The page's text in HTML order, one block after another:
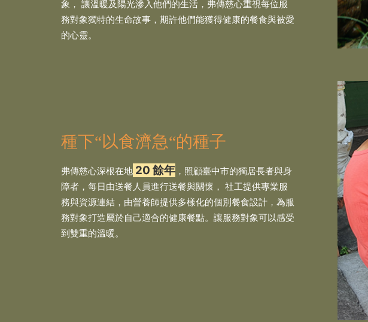
象， 讓溫暖及陽光滲入他們的生活，弗傳慈心重視每位服
務對象獨特的生命故事，期許他們能獲得健康的餐食與被愛
的心靈。
種下“以食濟急“的種子
弗傳慈心深根在地 20 餘年 ，照顧臺中市的獨居長者與身
障者，每日由送餐人員進行送餐與關懷， 社工提供專業服
務與資源連結，由營養師提供多樣化的個別餐食設計，為服
務對象打造屬於自己適合的健康餐點。讓服務對象可以感受
到雙重的溫暖。